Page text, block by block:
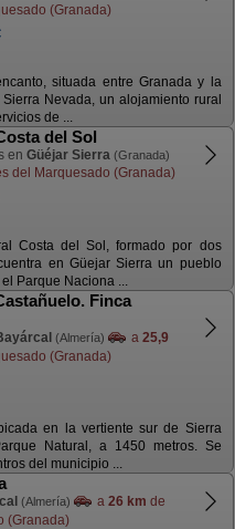
(Granada)
situada entre Granada y la
Nevada, un alojamiento rural
de ...
del Sol
en Güéjar Sierra (Granada)
del Marquesado (Granada)
Costa del Sol, formado por dos
en Güejar Sierra un pueblo
Parque Naciona ...
Finca
(Almería) a 25,9
(Granada)
en la vertiente sur de Sierra
Natural, a 1450 metros. Se
del municipio ...
(Almería) a 26 km de
(Granada)